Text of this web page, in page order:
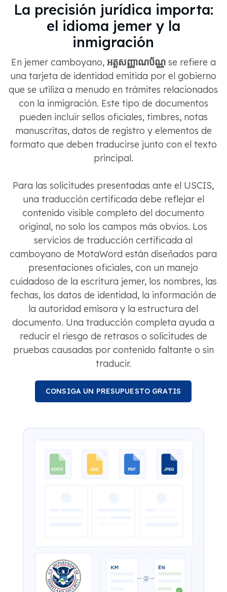
La precisión jurídica importa:
el idioma jemer y la
inmigración
En jemer camboyano, អត្តសញ្ញាណប័ណ្ណse refiere a
una tarjeta de identidad emitida por el gobierno
que se utiliza a menudo en trámites relacionados
con la inmigración. Este tipo de documentos
pueden incluir sellos oficiales, timbres, notas
manuscritas, datos de registro y elementos de
formato que deben traducirse junto con el texto
principal.
Para las solicitudes presentadas ante el USCIS,
una traducción certificada debe reflejar el
contenido visible completo del documento
original, no solo los campos más obvios. Los
servicios de traducción certificada al
camboyano de MotaWord están diseñados para
presentaciones oficiales, con un manejo
cuidadoso de la escritura jemer, los nombres, las
fechas, los datos de identidad, la información de
la autoridad emisora ​​y la estructura del
documento. Una traducción completa ayuda a
reducir el riesgo de retrasos o solicitudes de
pruebas causadas por contenido faltante o sin
traducir.
CONSIGA UN PRESUPUESTO GRATIS